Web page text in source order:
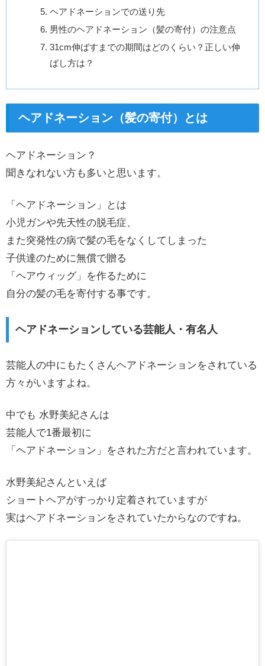
ヘアドネーションでの送り先
男性のヘアドネーション（髪の寄付）の注意点
31cm伸ばすまでの期間はどのくらい？正しい伸
ばし方は？
ヘアドネーション（髪の寄付）とは
ヘアドネーション？
聞きなれない方も多いと思います。
「ヘアドネーション」とは
小児ガンや先天性の脱毛症、
また突発性の病で髪の毛をなくしてしまった
子供達のために無償で贈る
「ヘアウィッグ」を作るために
自分の髪の毛を寄付する事です。
ヘアドネーションしている芸能人・有名人
芸能人の中にもたくさんヘアドネーションをされている
方々がいますよね。
中でも 水野美紀さんは
芸能人で1番最初に
「ヘアドネーション」をされた方だと言われています。
水野美紀さんといえば
ショートヘアがすっかり定着されていますが
実はヘアドネーションをされていたからなのですね。